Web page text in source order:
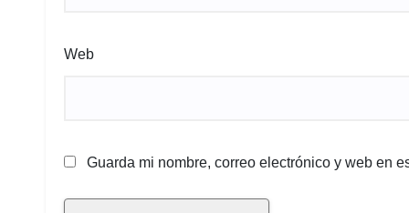
Web
Guarda mi nombre, correo electrónico y web en